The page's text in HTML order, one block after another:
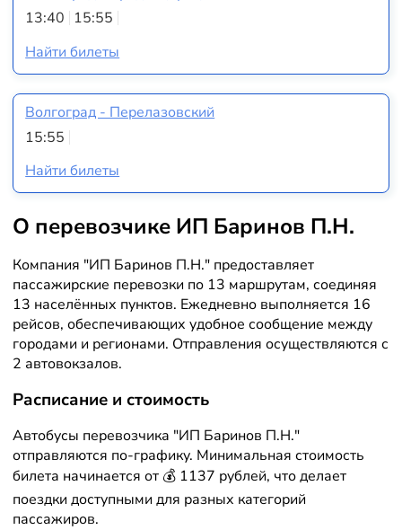
13:40 15:55
Найти билеты
Волгоград - Перелазовский
15:55
Найти билеты
О перевозчике ИП Баринов П.Н.
Компания "ИП Баринов П.Н." предоставляет
пассажирские перевозки по 13 маршрутам, соединяя
13 населённых пунктов. Ежедневно выполняется 16
рейсов, обеспечивающих удобное сообщение между
городами и регионами. Отправления осуществляются с
2 автовокзалов.
Расписание и стоимость
Автобусы перевозчика "ИП Баринов П.Н."
отправляются по-графику. Минимальная стоимость
билета начинается от 💰 1137 рублей, что делает
поездки доступными для разных категорий
пассажиров.